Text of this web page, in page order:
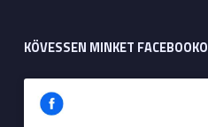
KÖVESSEN MINKET